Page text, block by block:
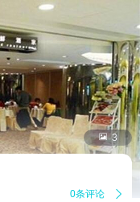
 3
0条评论 